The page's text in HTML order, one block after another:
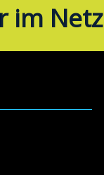
im Netz